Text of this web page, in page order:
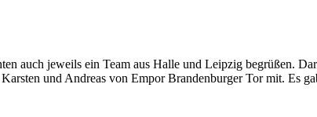
auch jeweils ein Team aus Halle und Leipzig begrüßen.
und Andreas von Empor Brandenburger Tor mit. Es